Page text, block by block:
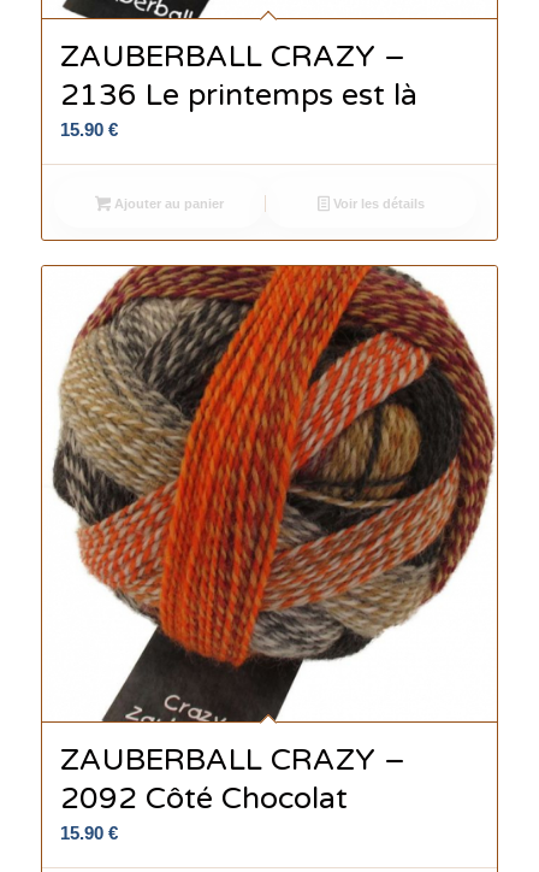
ZAUBERBALL CRAZY –
2136 Le printemps est là
15.90 €
Ajouter au panier Voir les détails
ZAUBERBALL CRAZY –
2092 Côté Chocolat
15.90 €